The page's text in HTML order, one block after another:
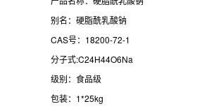
别名：硬脂酰乳酸钠
CAS号：18200-72-1
分子式:C24H44O6Na
级别：食品级
包装：1*25kg